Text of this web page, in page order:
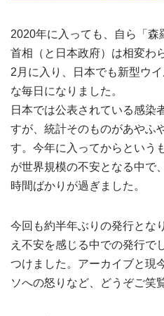
2020年に入っても、自ら「
首相（と日本政府）は相変わ
2月に入り、日本でも新型ウ
な毎日になりました。
日本では公表されている感染
すが、統計そのものがあやふ
す。今年に入ってからという
が世界規模の不安となる中で
時間ばかりが過ぎました。
今回も約半年ぶりの発行とな
え不安を感じる中での発行で
つけました。アーカイブと現
ソへの怒りなど、どうぞご笑